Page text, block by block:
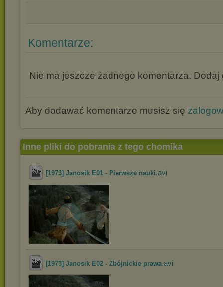
Komentarze:
Nie ma jeszcze żadnego komentarza. Dodaj
Aby dodawać komentarze musisz się
Inne pliki do pobrania z tego chomika
[1973] Janosik E01 - Pierwsze nauki.avi
[1973] Janosik E02 - Zbójnickie prawa.avi